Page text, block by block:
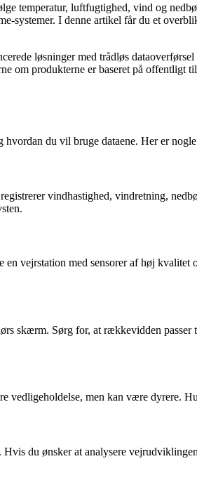
temperatur, luftfugtighed, vind og
systemer. I denne artikel får du et
løsninger med trådløs
om produkterne er baseret på
du vil bruge dataene. Her er
vindhastighed, vindretning,
vejrstation med sensorer af høj
skærm. Sørg for, at rækkevidden
men kan være dyrere.
du ønsker at analysere